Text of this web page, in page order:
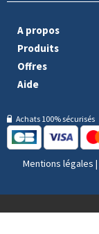
A propos
Produits
Offres
Aide
Achats 100% sécurisés
Mentions légales |